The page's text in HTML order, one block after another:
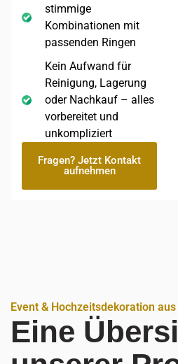
stimmige
Kombinationen mit
passenden Ringen
Kein Aufwand für
Reinigung, Lagerung
oder Nachkauf – alles
vorbereitet und
unkompliziert
Fragen? Jetzt Kontakt
aufnehmen
Event & Hochzeitsdekoration
Eine